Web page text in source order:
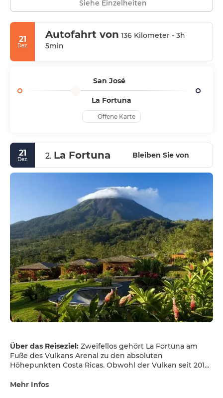
Siehe Einzelheiten
21
Dez.
Autofahrt von 136 Kilometer - 3h
5min
San José
La Fortuna
Offene Karte
21
Dez. 2. La Fortuna Bleiben Sie von
Über das Reiseziel: Zweifellos gehört La Fortuna am
Fuße des Vulkans Arenal zu den absoluten
Höhepunkten Costa Ricas. Obwohl der Vulkan seit 2010
eine faszinierende Präsenz. Das friedliche Städtchen La
Mehr Infos